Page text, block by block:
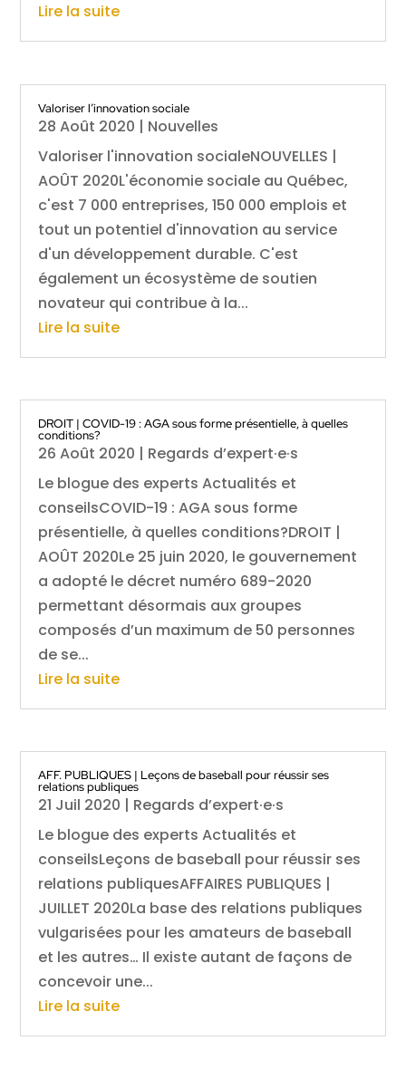
Lire la suite
Valoriser l’innovation sociale
28 Août 2020 | Nouvelles
Valoriser l'innovation socialeNOUVELLES |
AOÛT 2020L'économie sociale au Québec,
c'est 7 000 entreprises, 150 000 emplois et
tout un potentiel d'innovation au service
d'un développement durable. C'est
également un écosystème de soutien
novateur qui contribue à la...
Lire la suite
DROIT | COVID-19 : AGA sous forme présentielle, à quelles
conditions?
26 Août 2020 | Regards d’expert·e·s
Le blogue des experts Actualités et
conseilsCOVID-19 : AGA sous forme
présentielle, à quelles conditions?DROIT |
AOÛT 2020Le 25 juin 2020, le gouvernement
a adopté le décret numéro 689-2020
permettant désormais aux groupes
composés d’un maximum de 50 personnes
de se...
Lire la suite
AFF. PUBLIQUES | Leçons de baseball pour réussir ses
relations publiques
21 Juil 2020 | Regards d’expert·e·s
Le blogue des experts Actualités et
conseilsLeçons de baseball pour réussir ses
relations publiquesAFFAIRES PUBLIQUES |
JUILLET 2020La base des relations publiques
vulgarisées pour les amateurs de baseball
et les autres… Il existe autant de façons de
concevoir une...
Lire la suite